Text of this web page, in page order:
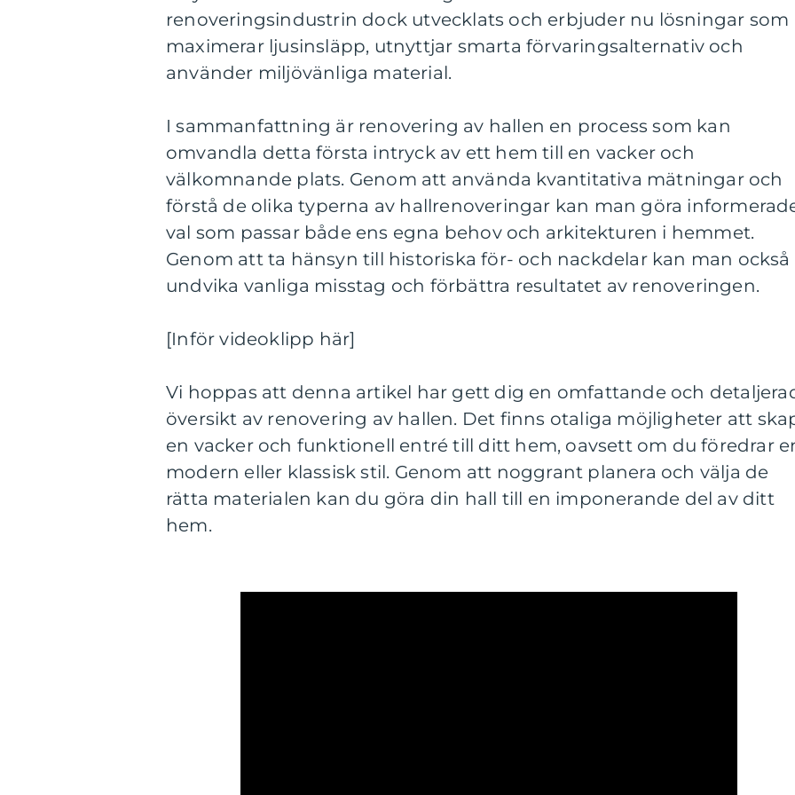
renoveringsindustrin dock utvecklats och erbjuder nu lösningar som
maximerar ljusinsläpp, utnyttjar smarta förvaringsalternativ och
använder miljövänliga material.
I sammanfattning är renovering av hallen en process som kan
omvandla detta första intryck av ett hem till en vacker och
välkomnande plats. Genom att använda kvantitativa mätningar och
förstå de olika typerna av hallrenoveringar kan man göra
val som passar både ens egna behov och arkitekturen i hemmet.
Genom att ta hänsyn till historiska för- och nackdelar kan man också
undvika vanliga misstag och förbättra resultatet av renoveringen.
[Inför videoklipp här]
Vi hoppas att denna artikel har gett dig en omfattande och
översikt av renovering av hallen. Det finns otaliga möjligheter att
en vacker och funktionell entré till ditt hem, oavsett om du föredrar
modern eller klassisk stil. Genom att noggrant planera och välja de
rätta materialen kan du göra din hall till en imponerande del av ditt
hem.